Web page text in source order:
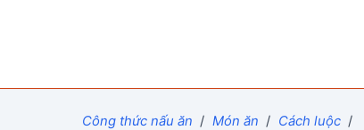
Công thức nấu ăn / Món ăn / Cách luộc /